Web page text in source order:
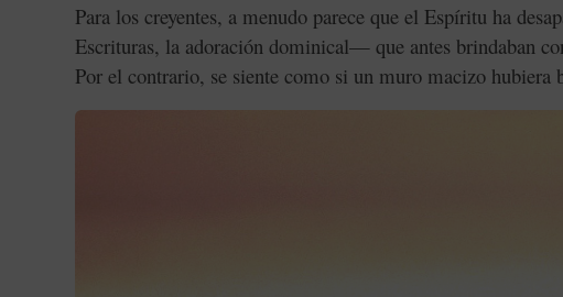
Para los creyentes, a menudo parece que el Espíritu ha
Escrituras, la adoración dominical— que antes brindaban
Por el contrario, se siente como si un muro macizo